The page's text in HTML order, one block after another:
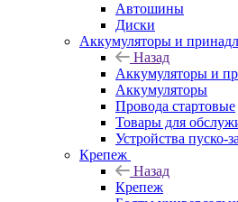
Автошины
Диски
Аккумуляторы и
Назад
Аккумуляторы и
Аккумуляторы
Провода стартовые
Товары для
Устройства пуско-
Крепеж
Назад
Крепеж